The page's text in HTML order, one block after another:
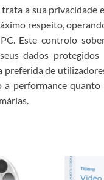
a sua privacidade
respeito,
Este controlo
dados
preferida de
performance quanto